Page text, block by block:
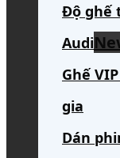
Độ ghế
Audi
Ghế
gia
Dán